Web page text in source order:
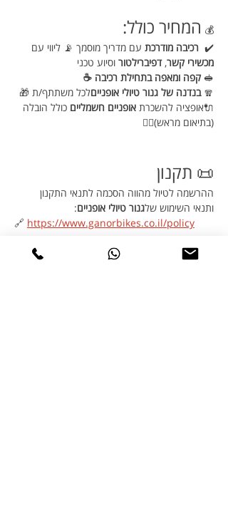
💰 המחיר כולל:
✔️ רכיבה מודרכת עם מדריך מוסמך 📡 ליווי עם
מכשירי קשר, דפיברילטור וסיוע טכני
🥪 קפה ומאפה בתחילת רכיבה ☕
🧣 בנדנה של גנור טיולי אופנייםלכל משתתף/ת 🎁
🔌אופציה להשכרת אופניים חשמליים כולל הובלה
(בתיאום מראש)🚴‍♀️
📜 תקנון
ההרשמה לטיול מהווה הסכמה לתנאי התקנון
ותנאי השימוש שלגנור טיולי אופניים:
🔗 https://www.ganorbikes.co.il/policy